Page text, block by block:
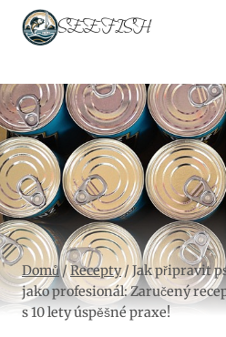
Přeskočit
SEEFISH
Domů / Recepty/ Jak připravit
jako profesionál: Zaručený
s 10 lety úspěšné praxe!